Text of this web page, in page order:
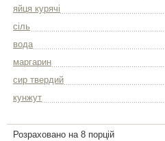
яйця курячі
сіль
вода
маргарин
сир твердий
кунжут
Розраховано на 8 порцій